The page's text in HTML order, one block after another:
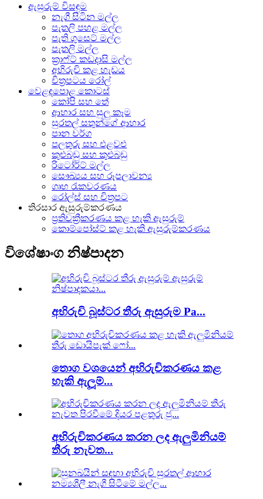
ඇසුරුම් විසඳුම
නැගී සිටින මල්ල
පැතලි පහළ මල්ල
පැති ගුසෙට් මල්ල
පැතලි මල්ල
ක්‍රාෆ්ට් කඩදාසි මල්ල
අභිරුචි කළ හැඩය
චිත්‍රපටය රෝල්
වෙළඳපොළ කොටස්
කෝපි සහ තේ
ආහාර සහ සුලු කෑම
සුරතල් සතුන්ගේ ආහාර
පාන වර්ග
පලතුරු සහ එළවළු
කුළුබඩු සහ කුළුබඩු
රිටෝර්ට් මල්ල
සෞඛ්‍යය සහ රූපලාවන්‍ය
ගෘහ රැකවරණය
රෝල්ස් සහ චිත්‍රපට
තිරසාර ඇසුරුම්කරණය
ප්‍රතිචක්‍රීකරණය කළ හැකි ඇසුරුම්
කොම්පෝස්ට් කළ හැකි ඇසුරුම්කරණය
විශේෂාංග නිෂ්පාදන
අභිරුචි බූස්ටර තීරු ඇසුරුම Pa...
තොග වශයෙන් අභිරුචිකරණය කළ
හැකි ඇලූම්...
අභිරුචිකරණය කරන ලද ඇලුමිනියම්
තීරු නැවත...